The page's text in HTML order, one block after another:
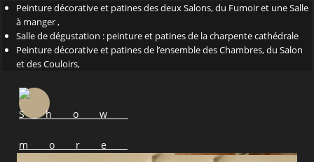
Peinture décorative et patines des deux Salons, du Fumoir et une Salle
à manger ,
Salle de dégustation : peinture et patines de la charpente cathédrale
Peinture décorative et patines de l’ensemble des Chambres, du Salon
et des Couloirs,